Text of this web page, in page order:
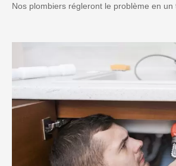
Nos plombiers régleront le problème en un